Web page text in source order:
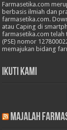
Farmasetika.com
berbasis ilmiah dan
farmasetika.com.
atau Caping di
farmasetika.com telah
(PSE) nomor
memajukan bidang
Ikuti Kami
Majalah